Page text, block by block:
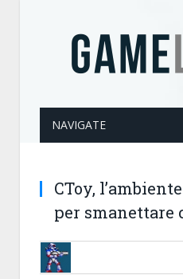
NAVIGATE
CToy,
per smanettare